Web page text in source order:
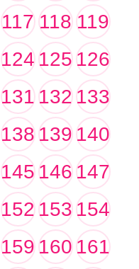
117 118 119
124125126
131132133
138139140
145146147
152153154
159160161